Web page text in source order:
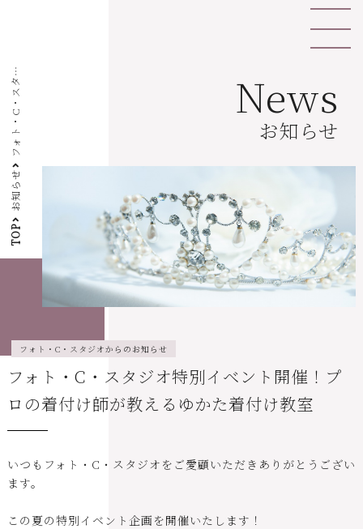
News
お知らせ
TOP
お知らせ
タ
室
フォト・C・スタジオからのお知らせ
フォト・C・スタジオ特別イベント開催！プ
ロの着付け師が教えるゆかた着付け教室
いつもフォト・C・スタジオをご愛顧いただきありがとうござい
ます。
この夏の特別イベント企画を開催いたします！